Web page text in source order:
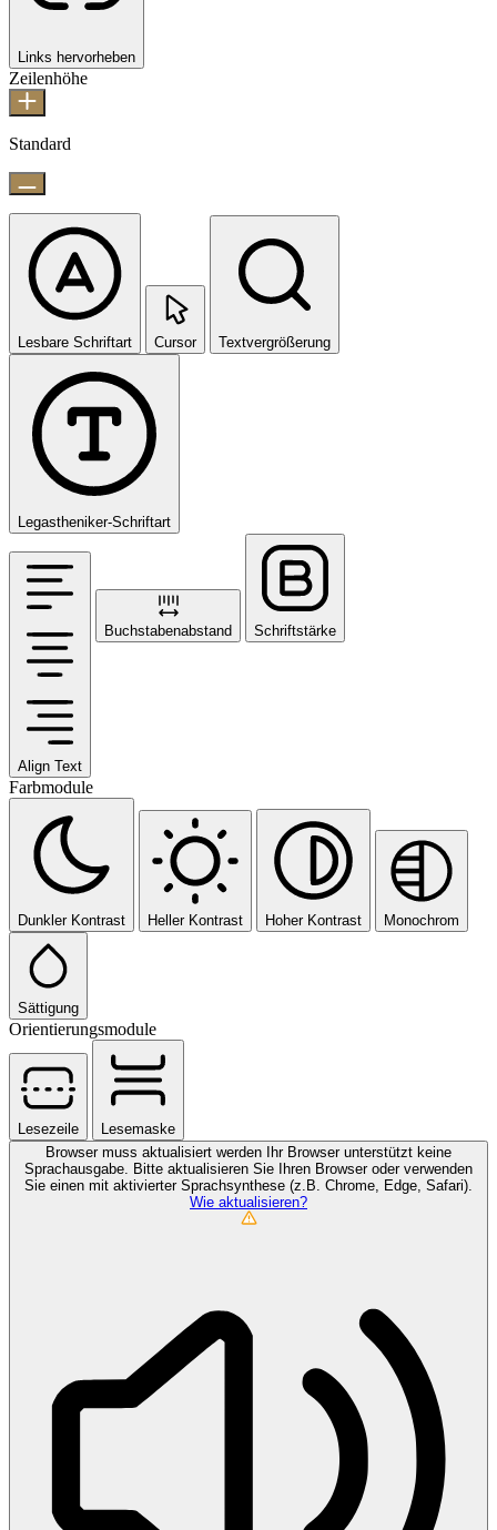
Links hervorheben
Zeilenhöhe
Standard
Lesbare Schriftart Cursor Textvergrößerung
Legastheniker-Schriftart
Align Text
Buchstabenabstand Schriftstärke
Farbmodule
Dunkler Kontrast Heller Kontrast Hoher Kontrast Monochrom
Sättigung
Orientierungsmodule
Lesezeile
Lesemaske
Browser muss aktualisiert werden
Ihr Browser unterstützt keine
Sprachausgabe. Bitte aktualisieren Sie Ihren Browser oder verwenden
Sie einen mit aktivierter Sprachsynthese (z.B. Chrome, Edge, Safari).
Wie aktualisieren?